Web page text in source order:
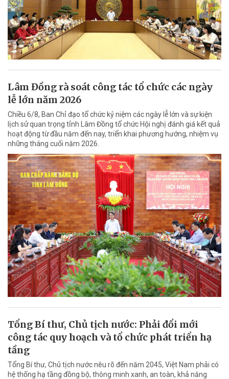
Lâm Đồng rà soát công tác tổ chức các ngày
lễ lớn năm 2026
Chiều 6/8, Ban Chỉ đạo tổ chức kỷ niệm các ngày lễ lớn và sự kiện
lịch sử quan trọng tỉnh Lâm Đồng tổ chức Hội nghị đánh giá kết quả
hoạt động từ đầu năm đến nay, triển khai phương hướng, nhiệm vụ
những tháng cuối năm 2026.
Tổng Bí thư, Chủ tịch nước: Phải đổi mới
công tác quy hoạch và tổ chức phát triển hạ
tầng
Tổng Bí thư, Chủ tịch nước nêu rõ đến năm 2045, Việt Nam phải có
hệ thống hạ tầng đồng bộ, thông minh xanh, an toàn, khả năng